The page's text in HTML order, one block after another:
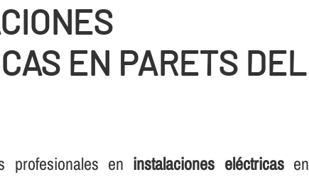
EN PARETS DEL
profesionales en instalaciones eléctricasen